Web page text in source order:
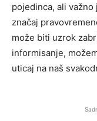
pojedinca, ali
značaj
može biti uzrok
informisanje,
uticaj na naš